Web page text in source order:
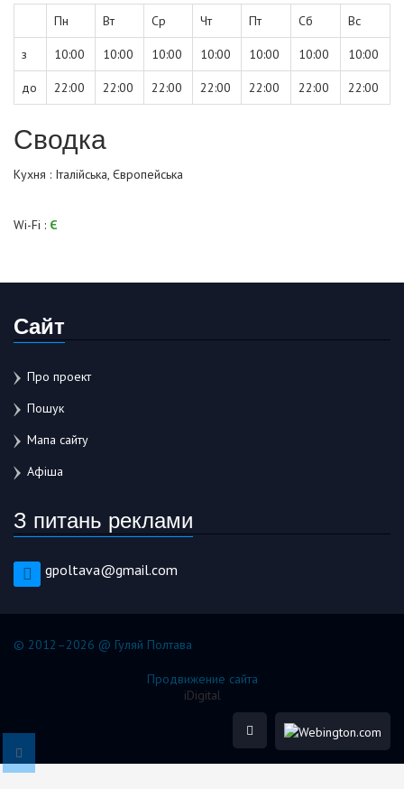
Пн Вт Ср Чт Пт Сб Вс
з 10:00 10:00 10:00 10:00 10:00 10:00 10:00
до 22:00 22:00 22:00 22:00 22:00 22:00 22:00
Сводка
Кухня : Італійська, Європейська
Wi-Fi : Є
Сайт
Про проект
Пошук
Мапа сайту
Афіша
З питань реклами
gpoltava@gmail.com
© 2012–2026 @ Гуляй Полтава
Продвижение сайта
iDigital